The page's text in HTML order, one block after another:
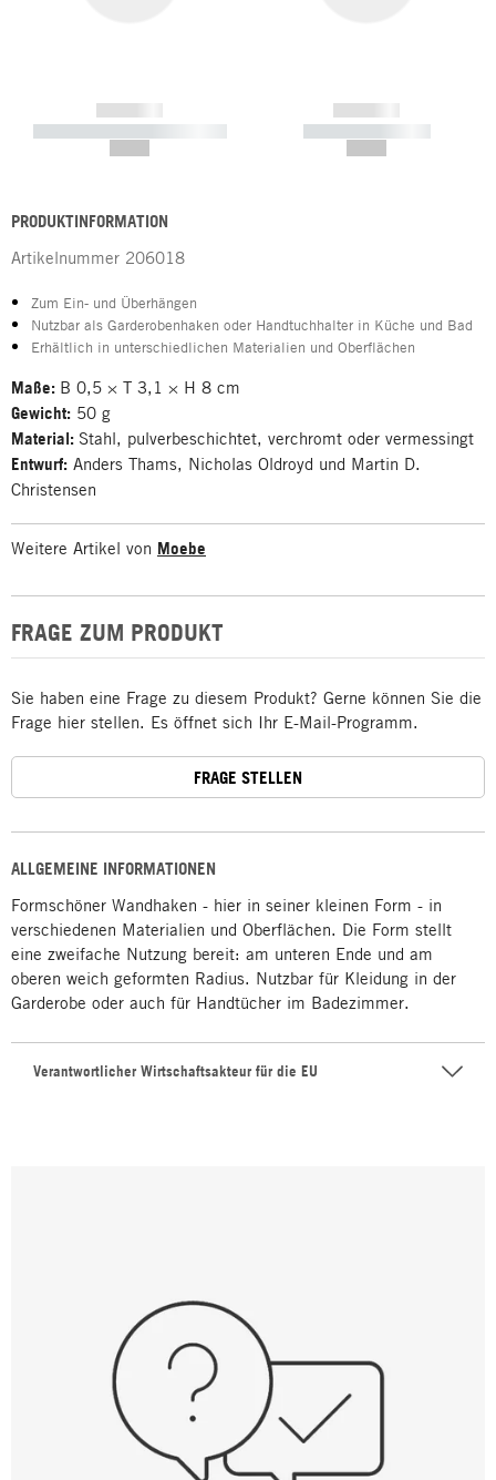
------------
----------- ----------- -----------
------------
----------- -----------
ALLGEMEINE INFORMATIONEN
Formschöner Wandhaken - hier in seiner kleinen Form - in
verschiedenen Materialien und Oberflächen. Die Form stellt
eine zweifache Nutzung bereit: am unteren Ende und am
oberen weich geformten Radius. Nutzbar für Kleidung in der
Garderobe oder auch für Handtücher im Badezimmer.
Verantwortlicher Wirtschaftsakteur für die EU
PRODUKTINFORMATION
Artikelnummer 206018
Zum Ein- und Überhängen
Nutzbar als Garderobenhaken oder Handtuchhalter in Küche und Bad
Erhältlich in unterschiedlichen Materialien und Oberflächen
Maße: B 0,5 × T 3,1 × H 8 cm
Gewicht: 50 g
Material: Stahl, pulverbeschichtet, verchromt oder vermessingt
Entwurf: Anders Thams, Nicholas Oldroyd und Martin D.
Christensen
Weitere Artikel von Moebe
FRAGE ZUM PRODUKT
Sie haben eine Frage zu diesem Produkt? Gerne können Sie die
Frage hier stellen. Es öffnet sich Ihr E-Mail-Programm.
FRAGE STELLEN